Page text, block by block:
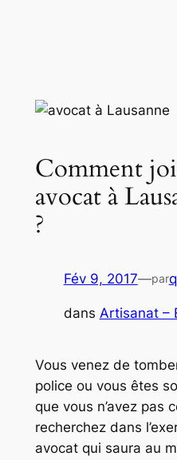
Comment
avocat à
?
Fév 9, 2017—par
dans Artisanat –
Vous venez de
police ou vous êtes
que vous n’avez pas
recherchez dans
avocat qui saura au